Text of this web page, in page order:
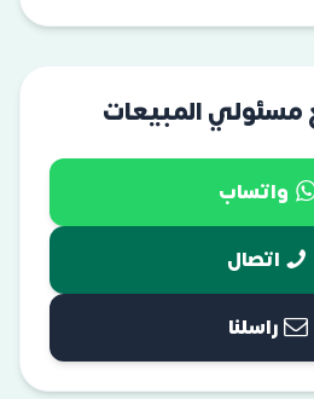
مسئولي المبيعات
واتساب
اتصال
راسلنا